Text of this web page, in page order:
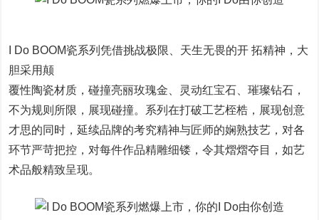
I Do BOOM瓷系列凭借挑战极限、天生无畏的开 拓精神，大
胆采用颠
覆性陶瓷材质，碰撞亮丽玫瑰金、灵动红宝石、璀璨钻石，
不为规则所限，展现碰撞。系列在打破工艺桎梏，展现创意
才思的同时，延续品牌的考究精神与匠师的娴熟技艺，对各
环节严苛把控，对每件作品精雕细镂，令其熠熠夺目，如艺
术品般精致呈现。